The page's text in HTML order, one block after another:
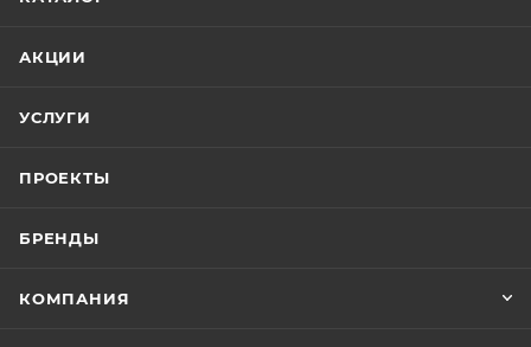
АКЦИИ
УСЛУГИ
ПРОЕКТЫ
БРЕНДЫ
КОМПАНИЯ